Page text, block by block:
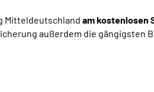
Mitteldeutschland am kostenlosen
außerdem die gängigsten